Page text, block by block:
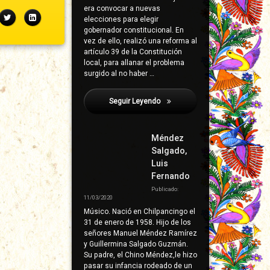
TwitterLinkedIn
era convocar a nuevas
elecciones para elegir
gobernador constitucional. En
vez de ello, realizó una reforma al
artículo 39 de la Constitución
local, para allanar el problema
surgido al no haber …
Seguir Leyendo Galena
Méndez
Salgado,
Luis
Fernando
Publicado:
11/03/2020
Músico. Nació en Chilpancingo el
31 de enero de 1958. Hijo de los
señores Manuel Méndez Ramírez
y Guillermina Salgado Guzmán.
Su padre, el Chino Méndez,le hizo
pasar su infancia rodeado de un